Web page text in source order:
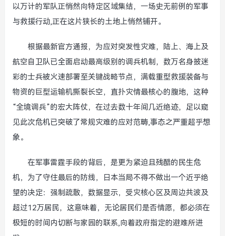
以万计的军队正悄然向特定区域集结，一场史无前例的军事
与救援行动,正在这片狭长的土地上悄然铺开。
根据最新官方通报，为应对突发性灾难，陆上、海上及
航空自卫队已全面启动最高级别的调兵机制，数万名身披迷
彩的士兵被火速部署至关键战略节点，满载重型救援装备与
物资的巨型运输机撕裂长空，直扑灾情最核心的腹地，这种
“全境调兵”的宏大阵仗，在过去数十年间几近绝迹，足以窥
见此次危机已突破了常规灾难的应对范畴,事态之严重超乎想
象。
在军事雷霆手段的背后，是更为紧迫且残酷的民生危
机，为了守住最后的防线，日本当局不得不做出一个近乎绝
望的决定：强制疏散，数据显示，受灾核心区及周边共波及
超过12万居民，这意味着，无论居民们是否情愿，都必须在
极短的时间内切断与家园的联系,向着政府指定的避难所进